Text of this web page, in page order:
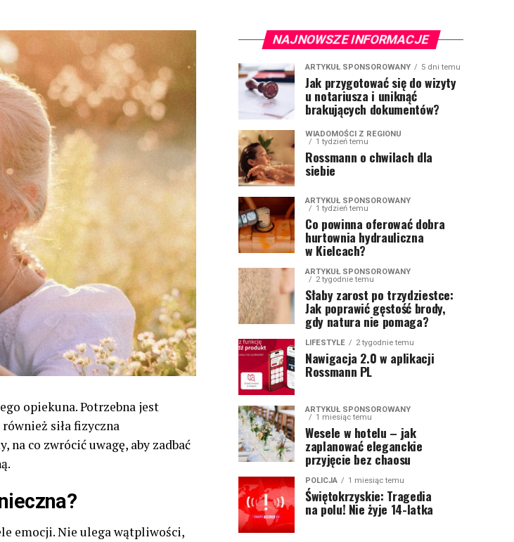
opiekuna. Potrzebna jest
siła fizyczna
na co zwrócić uwagę, aby zadbać
emocji. Nie ulega wątpliwości,
NAJNOWSZE INFORMACJE
ARTYKUŁ SPONSOROWANY 5 dni temu
Jak przygotować się do wizyty
u notariusza i uniknąć
brakujących dokumentów?
WIADOMOŚCI Z REGIONU
1 tydzień temu
Rossmann o chwilach dla
siebie
ARTYKUŁ SPONSOROWANY
1 tydzień temu
Co powinna oferować dobra
hurtownia hydrauliczna
w Kielcach?
ARTYKUŁ SPONSOROWANY
2 tygodnie temu
Słaby zarost po trzydziestce:
Jak poprawić gęstość brody,
gdy natura nie pomaga?
LIFESTYLE 2 tygodnie temu
Nawigacja 2.0 w aplikacji
Rossmann PL
ARTYKUŁ SPONSOROWANY
1 miesiąc temu
Wesele w hotelu – jak
zaplanować eleganckie
przyjęcie bez chaosu
POLICJA 1 miesiąc temu
Świętokrzyskie: Tragedia
na polu! Nie żyje 14-latka